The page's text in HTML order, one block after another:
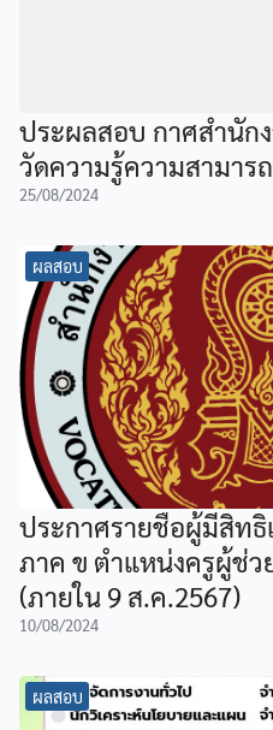
ประผลสอบ กาศสำนัก
วัดความรู้ความสามาร
25/08/2024
ผลสอบ
ประกาศรายชื่อผู้มีสิทธิ
ภาค ข ตำแหน่งครูผู้ช่
(ภายใน 9 ส.ค.2567)
10/08/2024
ผลสอบ